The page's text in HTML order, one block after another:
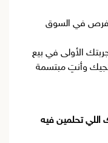
في السوق
الأولى في بيع
وخلّي أول 1000 ريال تجيك وأنتِ مبتسمة
تحلمين فيه